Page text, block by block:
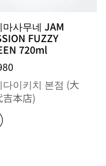
마사무네 JAM
FUZZY
720ml
다이키치 본점 (大
本店)